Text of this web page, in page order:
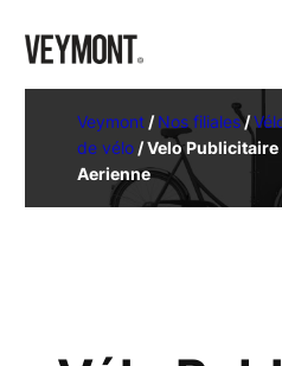
Veymont /Nos filiales/
de vélo /Velo
Aerienne